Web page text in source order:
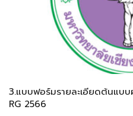
3.แบบฟอร์มรายละเอียดต้นแบ
RG 2566